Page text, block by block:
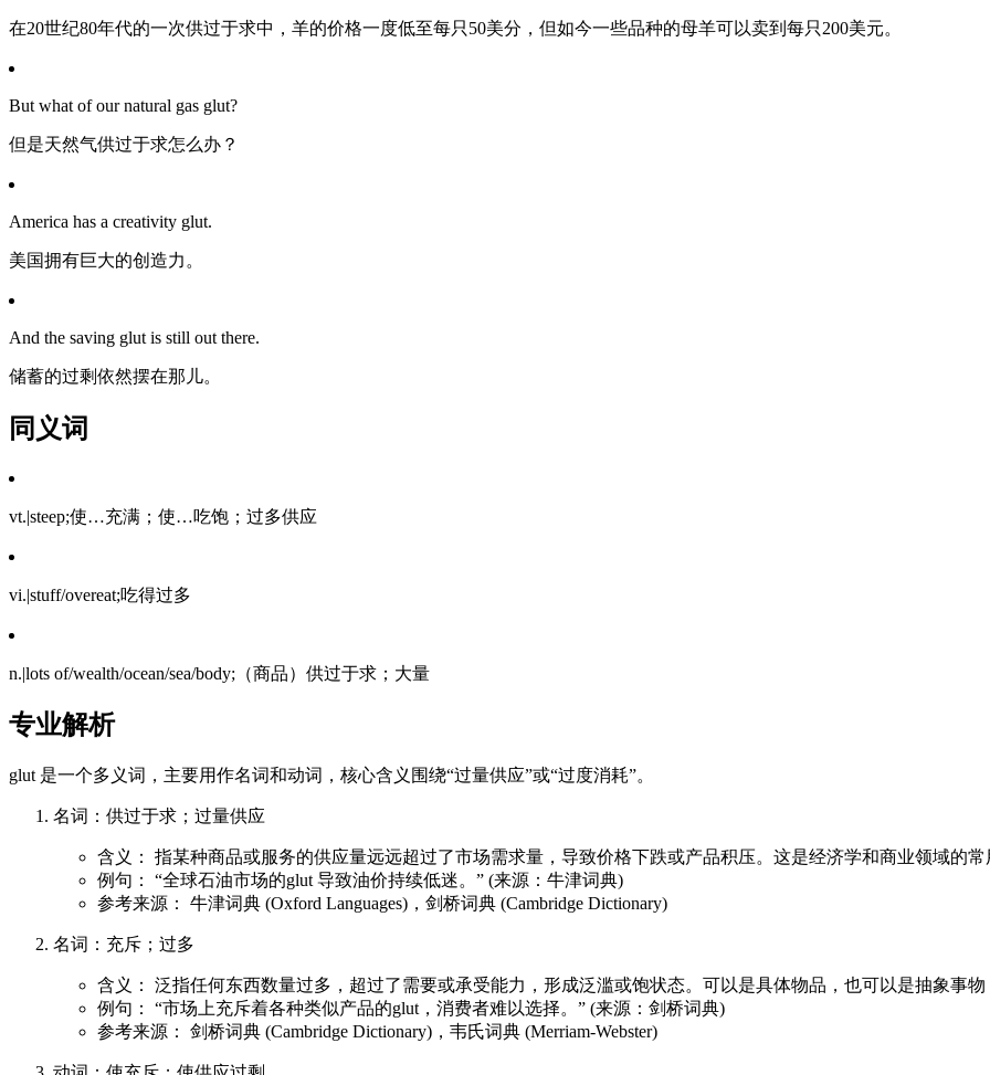
在20世纪80年代的一次供过于求中，羊的价格一度低至每只50美分，但如今一些品种的母羊可以卖到每只200美元。
But what of our natural gas glut?
但是天然气供过于求怎么办？
America has a creativity glut.
美国拥有巨大的创造力。
And the saving glut is still out there.
储蓄的过剩依然摆在那儿。
同义词
vt.|steep;使…充满；使…吃饱；过多供应
vi.|stuff/overeat;吃得过多
n.|lots of/wealth/ocean/sea/body;（商品）供过于求；大量
专业解析
glut 是一个多义词，主要用作名词和动词，核心含义围绕“过量供应”或“过度消耗”。
名词：供过于求；过量供应
含义： 指某种商品或服务的供应量远远超过了市场需求量，导致价格下跌或产品积压。这是经济学和商业领域的
例句： “全球石油市场的glut 导致油价持续低迷。” (来源：牛津词典)
参考来源： 牛津词典 (Oxford Languages)，剑桥词典 (Cambridge Dictionary)
名词：充斥；过多
含义： 泛指任何东西数量过多，超过了需要或承受能力，形成泛滥或饱状态。可以是具体物品，也可以是抽象事
例句： “市场上充斥着各种类似产品的glut，消费者难以选择。” (来源：剑桥词典)
参考来源： 剑桥词典 (Cambridge Dictionary)，韦氏词典 (Merriam-Webster)